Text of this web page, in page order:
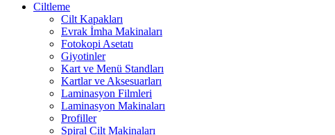
Ciltleme
Cilt Kapakları
Evrak İmha Makinaları
Fotokopi Asetatı
Giyotinler
Kart ve Menü Standları
Kartlar ve Aksesuarları
Laminasyon Filmleri
Laminasyon Makinaları
Profiller
Spiral Cilt Makinaları